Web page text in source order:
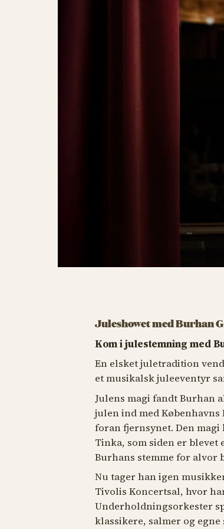
Juleshowet med Burhan
Kom i julestemning med
En elsket juletradition
et musikalsk juleeventyr
Julens magi fandt Burhan
julen ind med
foran fjernsynet. Den
Tinka, som siden er blevet
Burhans stemme for alvor
Nu tager han igen
Tivolis Koncertsal, hvor
Underholdningsorkester
klassikere, salmer og